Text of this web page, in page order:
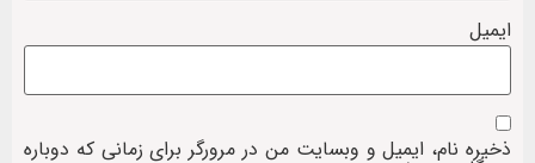
ایمیل
ذخیره نام، ایمیل و وبسایت من در مرورگر برای زمانی که دوباره